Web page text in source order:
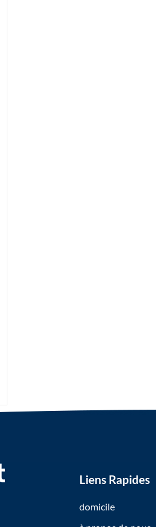
Liens Rapides
domicile